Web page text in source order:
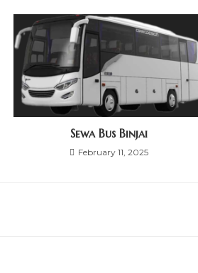
Sewa Bus Binjai
February 11, 2025